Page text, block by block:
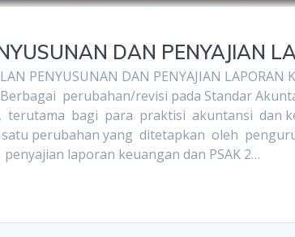
DAN PENYAJIAN
PENYUSUNAN DAN PENYAJIAN LAPORAN
Berbagai perubahan/revisi pada Standar
terutama bagi para praktisi akuntansi dan
satu perubahan yang ditetapkan oleh
laporan keuangan dan PSAK 2…